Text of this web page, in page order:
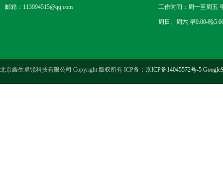
邮箱：113994515@qq.com 工作时间：周一至周五
周日、周六 早9:00-晚
北京鑫生卓锐科技有限公司 Copyright 版权所有 ICP备： 京ICP备14045572号-5